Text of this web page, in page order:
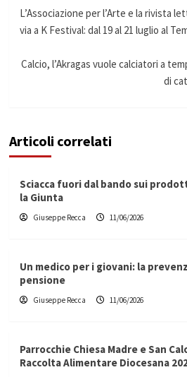
articolo
L’Associazione per l’Arte e la rivista
via a K Festival: dal 19 al 21 luglio al
Calcio, l’Akragas vuole calciatori a
di
Articoli correlati
Sciacca fuori dal bando sui
la Giunta
Giuseppe Recca 11/06/2026
Un medico per i giovani: la
pensione
Giuseppe Recca 11/06/2026
Parrocchie Chiesa Madre e San
Raccolta Alimentare Diocesana